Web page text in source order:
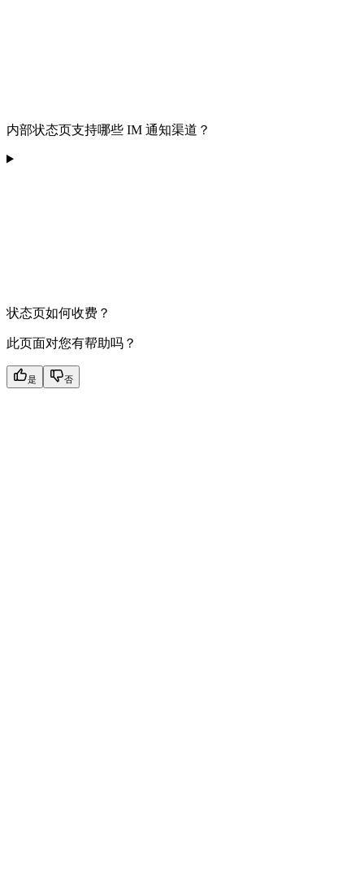
内部状态页支持哪些 IM 通知渠道？
状态页如何收费？
此页面对您有帮助吗？
是 否